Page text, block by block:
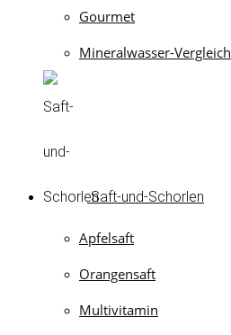
Gourmet
Mineralwasser-Vergleich
Saft-und-Schorlen
Apfelsaft
Orangensaft
Multivitamin